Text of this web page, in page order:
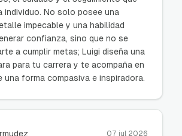
individuo. No solo posee una
impecable y una habilidad
confianza, sino que no se
a cumplir metas; Luigi diseña una
para tu carrera y te acompaña en
una forma compasiva e inspiradora.
07 jul 2026